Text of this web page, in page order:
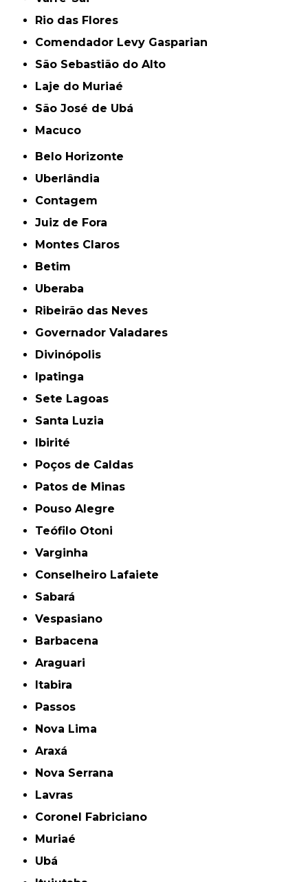
Rio das Flores
Comendador Levy Gasparian
São Sebastião do Alto
Laje do Muriaé
São José de Ubá
Macuco
Belo Horizonte
Uberlândia
Contagem
Juiz de Fora
Montes Claros
Betim
Uberaba
Ribeirão das Neves
Governador Valadares
Divinópolis
Ipatinga
Sete Lagoas
Santa Luzia
Ibirité
Poços de Caldas
Patos de Minas
Pouso Alegre
Teófilo Otoni
Varginha
Conselheiro Lafaiete
Sabará
Vespasiano
Barbacena
Araguari
Itabira
Passos
Nova Lima
Araxá
Nova Serrana
Lavras
Coronel Fabriciano
Muriaé
Ubá